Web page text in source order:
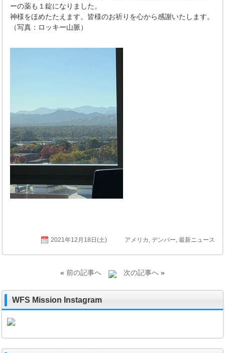
ーの薬も１錠になりました。
神様をほめたたえます。皆様のお祈りを心から感謝いたします。
（写真：ロッキー山脈）
2021年12月18日(土) アメリカ , デンバー, 最新ニュース
« 前の記事へ 次の記事へ »
WFS Mission Instagram